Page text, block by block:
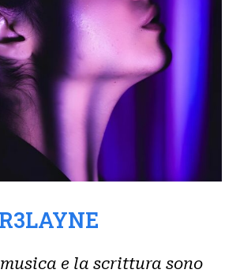
R3LAYNE
e la scrittura sono